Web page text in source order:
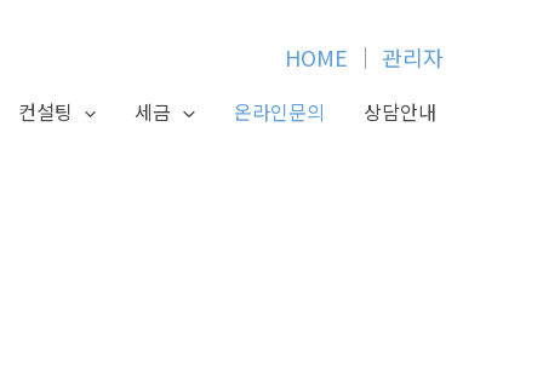
HOME │ 관리자
컨설팅 세금 온라인문의 상담안내